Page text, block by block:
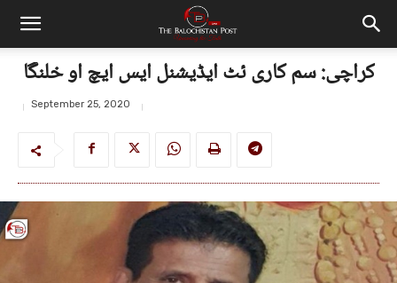
کراچی: سم کاری ئٹ ایڈیشنل ایس ایچ او خلنگا
September 25, 2020